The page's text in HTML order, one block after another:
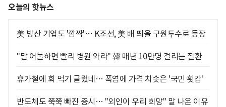
오늘의 핫뉴스
美 방산 기업도 '깜짝'… K조선, 美 배 띄울 구원투수로 등장
"말 어눌하면 빨리 병원 와라" 韓 매년 10만명 걸리는 질환
휴가철에 회 먹기 글렀네… 폭염에 가격 치솟은 '국민 횟감'
반도체도 쭉쭉 빠진 증시… "외인이 우리 희망" 말 나온 이유